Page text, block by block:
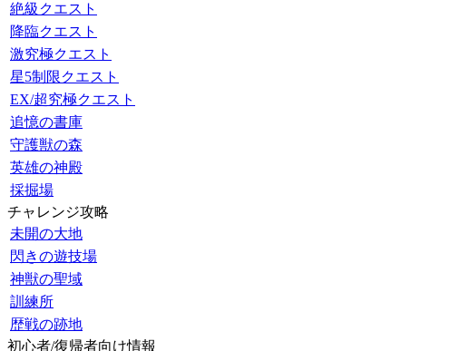
絶級クエスト
降臨クエスト
激究極クエスト
星5制限クエスト
EX/超究極クエスト
追憶の書庫
守護獣の森
英雄の神殿
採掘場
チャレンジ攻略
未開の大地
閃きの遊技場
神獣の聖域
訓練所
歴戦の跡地
初心者/復帰者向け情報